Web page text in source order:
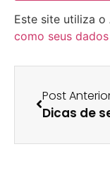
Este site utiliza o
como seus
Post